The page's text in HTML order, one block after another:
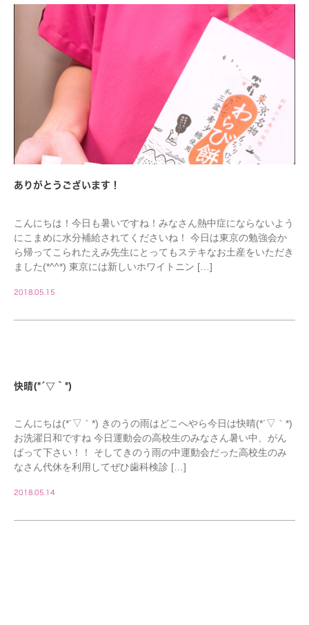
ありがとうございます！
こんにちは！今日も暑いですね！みなさん熱中症にならないよう
にこまめに水分補給されてくださいね！ 今日は東京の勉強会か
ら帰ってこられたえみ先生にとってもステキなお土産をいただき
ました(*^^*) 東京には新しいホワイトニン […]
2018.05.15
快晴(*´▽｀*)
こんにちは(*´▽｀*) きのうの雨はどこへやら今日は快晴(*´▽｀*)
お洗濯日和ですね 今日運動会の高校生のみなさん暑い中、がん
ばって下さい！！ そしてきのう雨の中運動会だった高校生のみ
なさん代休を利用してぜひ歯科検診 […]
2018.05.14